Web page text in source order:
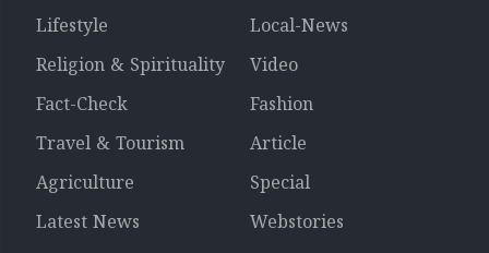
Lifestyle
Local-News
Religion & Spirituality
Video
Fact-Check
Fashion
Travel & Tourism
Article
Agriculture
Special
Latest News
Webstories